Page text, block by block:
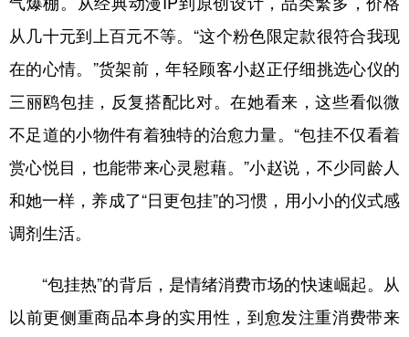
从几十元到上百元不等。“这个粉色限定款很符合我现
在的心情。”货架前，年轻顾客小赵正仔细挑选心仪的
三丽鸥包挂，反复搭配比对。在她看来，这些看似微
不足道的小物件有着独特的治愈力量。“包挂不仅看着
赏心悦目，也能带来心灵慰藉。”小赵说，不少同龄人
和她一样，养成了“日更包挂”的习惯，用小小的仪式感
调剂生活。
“包挂热”的背后，是情绪消费市场的快速崛起。从
以前更侧重商品本身的实用性，到愈发注重消费带来